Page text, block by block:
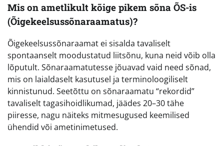
Mis on ametlikult kõige pikem sõna ÕS-is
(Õigekeelsussõnaraamatus)?
Õigekeelsussõnaraamat ei sisalda tavaliselt
spontaanselt moodustatud liitsõnu, kuna neid võib olla
lõputult. Sõnaraamatutesse jõuavad vaid need sõnad,
mis on laialdaselt kasutusel ja terminoloogiliselt
kinnistunud. Seetõttu on sõnaraamatu “rekordid”
tavaliselt tagasihoidlikumad, jäädes 20–30 tähe
piiresse, nagu näiteks mitmesugused keemilised
ühendid või ametinimetused.